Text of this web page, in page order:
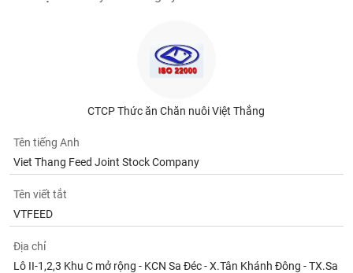
CTCP Thức ăn Chăn nuôi Việt Thắng
Tên tiếng Anh
Viet Thang Feed Joint Stock Company
Tên viết tắt
VTFEED
Địa chỉ
Lô II-1,2,3 Khu C mở rộng - KCN Sa Đéc - X.Tân Khánh Đông - TX.Sa